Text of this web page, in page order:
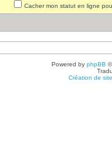
Cacher mon statut en ligne
Powered by phpBB
Création de